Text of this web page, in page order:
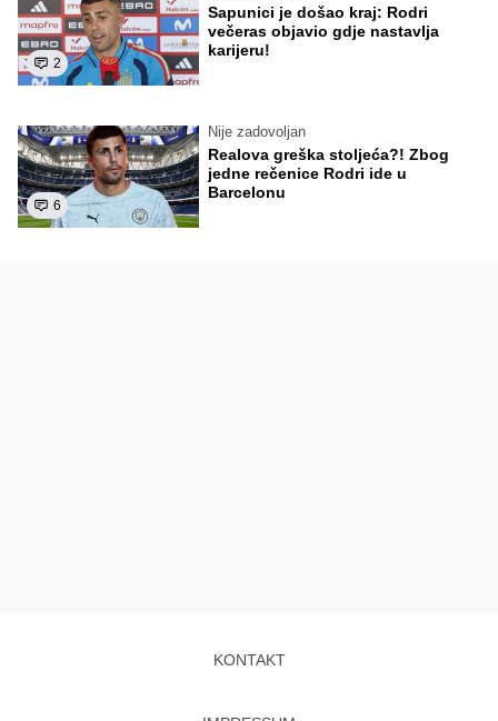
2
Sapunici je došao kraj: Rodri
večeras objavio gdje nastavlja
karijeru!
6
Nije zadovoljan
Realova greška stoljeća?! Zbog
jedne rečenice Rodri ide u
Barcelonu
KONTAKT